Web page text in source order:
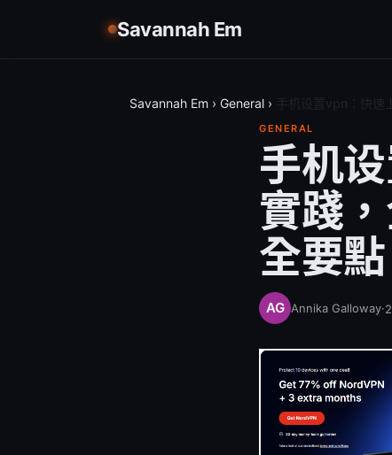
Savannah Em
Savannah Em › General ›
GENERAL
手机
實踐
全要點
Annika Galloway·